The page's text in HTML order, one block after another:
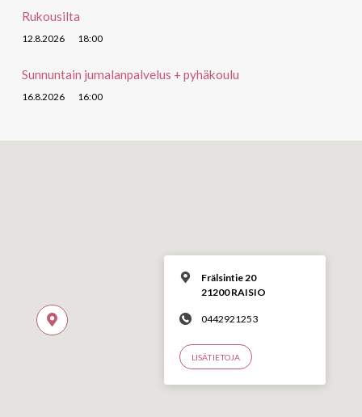
Rukousilta
12.8.2026 18:00
Sunnuntain jumalanpalvelus + pyhäkoulu
16.8.2026 16:00
Frälsintie 20
21200 RAISIO
0442921253
LISÄTIETOJA